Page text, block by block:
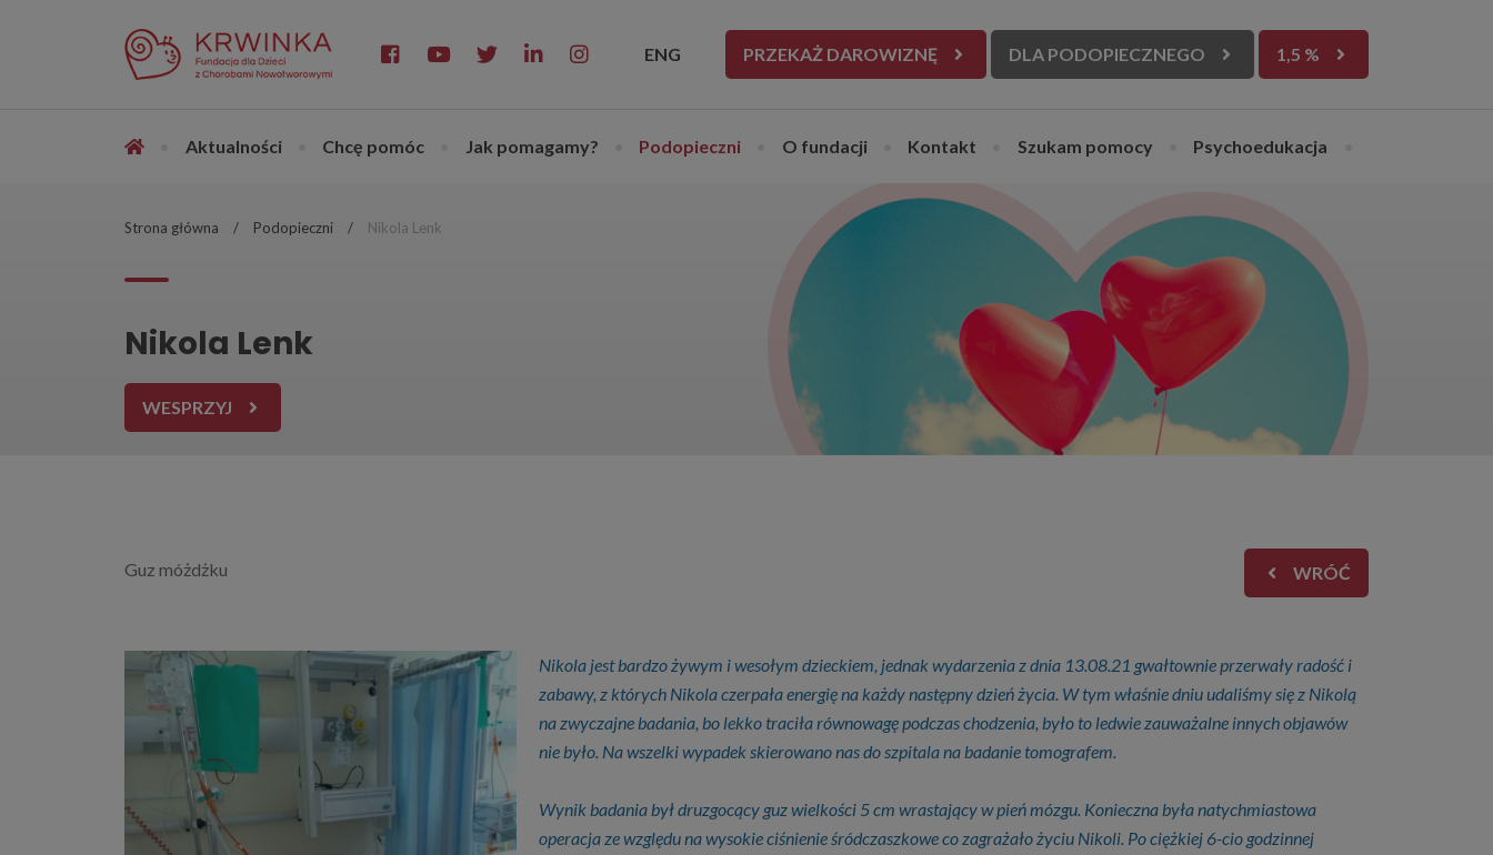
ENG PRZEKAŻ DAROWIZNĘ DLA PODOPIECZNEGO 1,5 %
Aktualności Chcę pomóc Jak pomagamy? Podopieczni O fundacji Kontakt Szukam pomocy Psychoedukacja
Strona główna Podopieczni Nikola Lenk
Nikola Lenk
WESPRZYJ
WRÓĆ
Guz móżdżku
Nikola jest bardzo żywym i wesołym dzieckiem, jednak wydarzenia z dnia 13.08.21 gwałtownie przerwały radość i
zabawy, z których Nikola czerpała energię na każdy następny dzień życia. W tym właśnie dniu udaliśmy się z Nikolą
na zwyczajne badania, bo lekko traciła równowagę podczas chodzenia, było to ledwie zauważalne innych objawów
nie było. Na wszelki wypadek skierowano nas do szpitala na badanie tomografem.
Wynik badania był druzgocący guz wielkości 5 cm wrastający w pień mózgu. Konieczna była natychmiastowa
operacja ze względu na wysokie ciśnienie śródczaszkowe co zagrażało życiu Nikoli. Po ciężkiej 6-cio godzinnej